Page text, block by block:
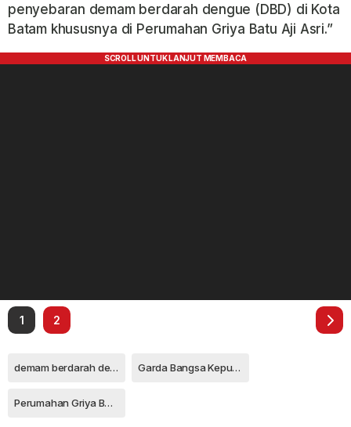
penyebaran demam berdarah dengue (DBD) di Kota
Batam khususnya di Perumahan Griya Batu Aji Asri.”
1 2
demam berdarah dengue ( DBD) Garda Bangsa Kepulauan Riau
Perumahan Griya Batu Aji Asri